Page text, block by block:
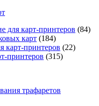
для карт-принтеров (84)
карт (184)
карт-принтеров (22)
принтеров (315)
трафаретов